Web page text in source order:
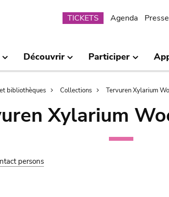
Submenu
TICKETS Agenda Presse
Découvrir Participer
bibliothèques Collections Tervuren Xylarium
Xylarium
persons